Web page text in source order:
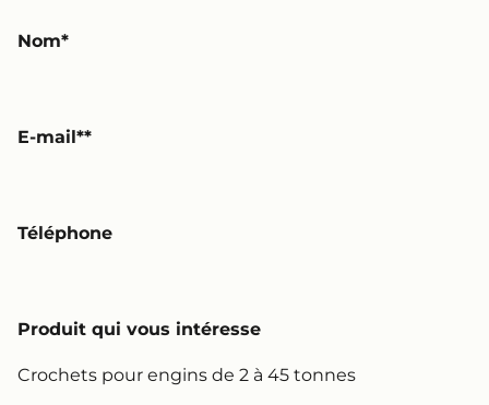
Nom
E-mail*
Téléphone
Produit qui vous intéresse